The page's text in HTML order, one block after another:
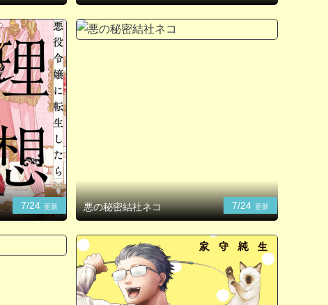
7/24 更新 悪の秘密結社ネコ 7/24 更新